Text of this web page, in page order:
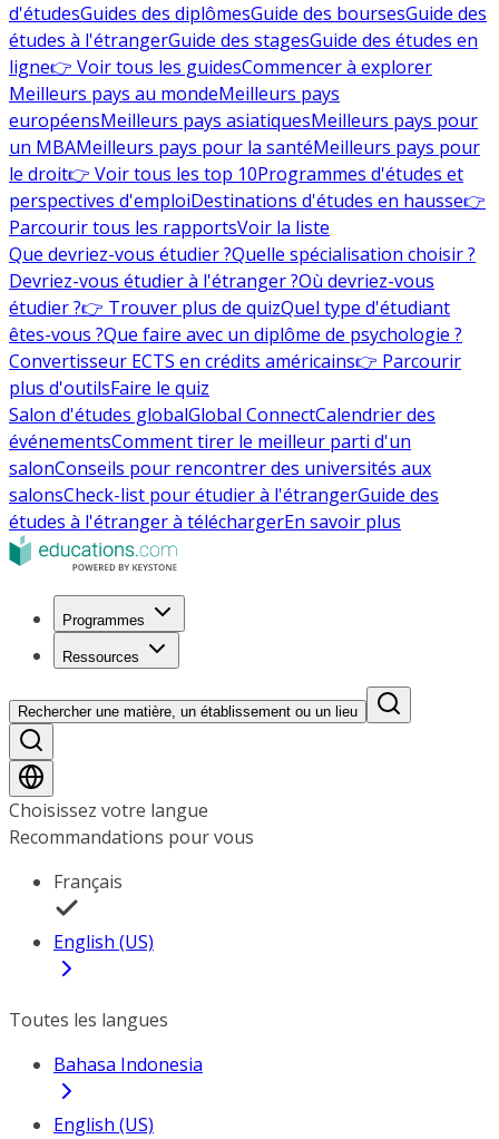
d'étudesGuides des diplômesGuide des boursesGuide des
études à l'étrangerGuide des stagesGuide des études en
ligne👉 Voir tous les guidesCommencer à explorer
Meilleurs pays au mondeMeilleurs pays
européensMeilleurs pays asiatiquesMeilleurs pays pour
un MBAMeilleurs pays pour la santéMeilleurs pays pour
le droit👉 Voir tous les top 10Programmes d'études et
perspectives d'emploiDestinations d'études en hausse👉
Parcourir tous les rapportsVoir la liste
Que devriez-vous étudier ?Quelle spécialisation choisir ?
Devriez-vous étudier à l'étranger ?Où devriez-vous
étudier ?👉 Trouver plus de quizQuel type d'étudiant
êtes-vous ?Que faire avec un diplôme de psychologie ?
Convertisseur ECTS en crédits américains👉 Parcourir
plus d'outilsFaire le quiz
Salon d'études globalGlobal ConnectCalendrier des
événementsComment tirer le meilleur parti d'un
salonConseils pour rencontrer des universités aux
salonsCheck-list pour étudier à l'étrangerGuide des
études à l'étranger à téléchargerEn savoir plus
Programmes
Ressources
Rechercher une matière, un établissement ou un lieu
Choisissez votre langue
Recommandations pour vous
Français
English (US)
Toutes les langues
Bahasa Indonesia
English (US)